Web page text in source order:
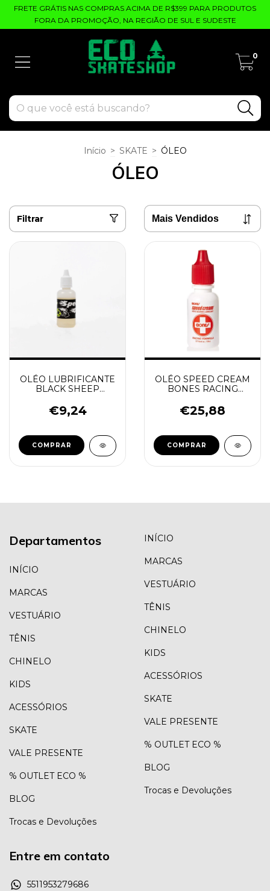
FRETE GRÁTIS NAS COMPRAS ACIMA DE R$399 PARA PRODUTOS
FORA DA PROMOÇÃO, NA REGIÃO DE SUL E SUDESTE
0
Início > SKATE > ÓLEO
ÓLEO
Filtrar
OLÉO LUBRIFICANTE
BLACK SHEEP
€9,24
COMPRAR
OLÉO SPEED CREAM
BONES RACING
€25,88
COMPRAR
Departamentos
INÍCIO
MARCAS
VESTUÁRIO
TÊNIS
CHINELO
KIDS
ACESSÓRIOS
SKATE
VALE PRESENTE
% OUTLET ECO %
BLOG
Trocas e Devoluções
INÍCIO
MARCAS
VESTUÁRIO
TÊNIS
CHINELO
KIDS
ACESSÓRIOS
SKATE
VALE PRESENTE
% OUTLET ECO %
BLOG
Trocas e Devoluções
Entre em contato
5511953279686